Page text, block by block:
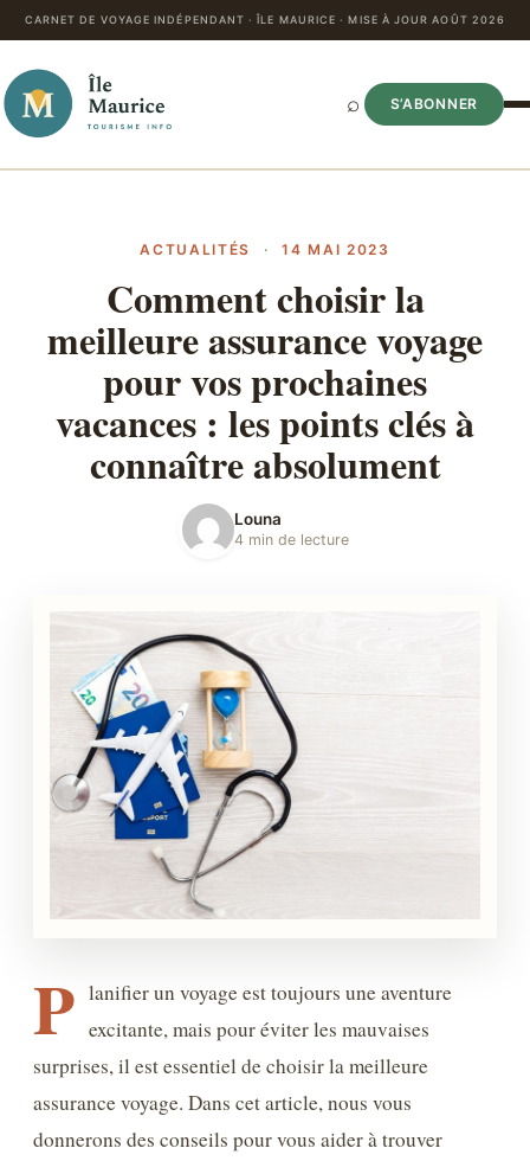
CARNET DE VOYAGE INDÉPENDANT · ÎLE MAURICE · MISE À JOUR AOÛT 2026
⌕ S’ABONNER
ACTUALITÉS · 14 MAI 2023
Comment choisir la
meilleure assurance voyage
pour vos prochaines
vacances : les points clés à
connaître absolument
Louna
4 min de lecture
P lanifier un voyage est toujours une aventure
excitante, mais pour éviter les mauvaises
surprises, il est essentiel de choisir la meilleure
assurance voyage. Dans cet article, nous vous
donnerons des conseils pour vous aider à trouver